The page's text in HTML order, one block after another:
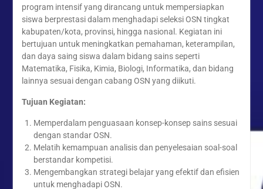
Festival Ramadan Double
Track SMAN 1 Kenduruan,
Latih Jiwa Wirausaha dan
Kreativitas Siswa
program intensif yang dirancang untuk mempersiapkan
siswa berprestasi dalam menghadapi seleksi OSN tingkat
kabupaten/kota, provinsi, hingga nasional. Kegiatan ini
bertujuan untuk meningkatkan pemahaman, keterampilan,
dan daya saing siswa dalam bidang sains seperti
Matematika, Fisika, Kimia, Biologi, Informatika, dan bidang
lainnya sesuai dengan cabang OSN yang diikuti.
Tujuan Kegiatan:
Memperdalam penguasaan konsep-konsep sains sesuai
dengan standar OSN.
Melatih kemampuan analisis dan penyelesaian soal-soal
berstandar kompetisi.
Mengembangkan strategi belajar yang efektif dan efisien
untuk menghadapi OSN.